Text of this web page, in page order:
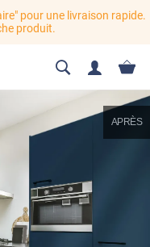
pour une livraison rapide.
produit.
APRÈS